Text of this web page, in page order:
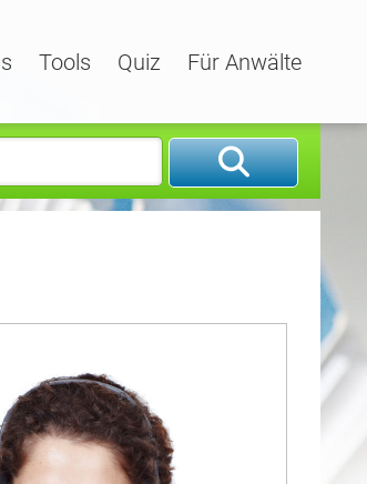
Tools Quiz Für Anwälte